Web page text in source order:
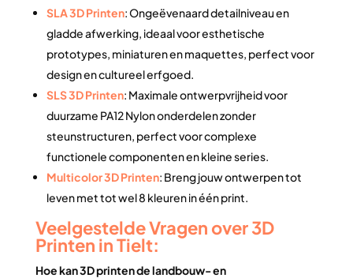
SLA 3D Printen: Ongeëvenaard detailniveau en
gladde afwerking, ideaal voor esthetische
prototypes, miniaturen en maquettes, perfect voor
design en cultureel erfgoed.
SLS 3D Printen: Maximale ontwerpvrijheid voor
duurzame PA12 Nylon onderdelen zonder
steunstructuren, perfect voor complexe
functionele componenten en kleine series.
Multicolor 3D Printen: Breng jouw ontwerpen tot
leven met tot wel 8 kleuren in één print.
Veelgestelde Vragen over 3D
Printen in Tielt:
Hoe kan 3D printen de landbouw- en